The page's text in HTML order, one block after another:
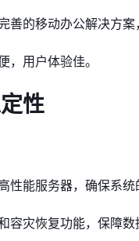
善的移动办公解决方案
，用户体验佳。
性
性能服务器，确保系统
容灾恢复功能，保障数